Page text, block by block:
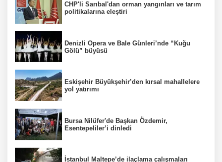
CHP'li Sarıbal'dan orman yangınları ve tarım
politikalarına eleştiri
Denizli Opera ve Bale Günleri’nde “Kuğu
Gölü” büyüsü
Eskişehir Büyükşehir’den kırsal mahallelere
yol yatırımı
Bursa Nilüfer'de Başkan Özdemir,
Esentepeliler’i dinledi
İstanbul Maltepe’de ilaçlama çalışmaları